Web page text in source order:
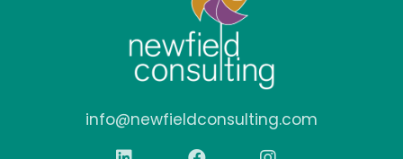
info@newfieldconsulting.com